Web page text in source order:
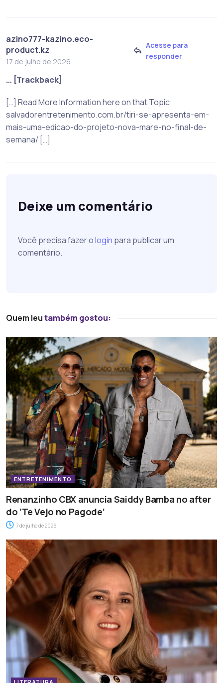
azino777-kazino.eco-
product.kz
17 de julho de 2026
Acesse para
responder
… [Trackback]
[…] Read More Information here on that Topic:
salvadorentretenimento.com.br/tiri-se-apresenta-em-
mais-uma-edicao-do-projeto-nova-mare-no-final-de-
semana/ […]
Deixe um comentário
Você precisa fazer ologin para publicar um
comentário.
Quem leutambém gostou:
ENTRETENIMENTO
Renanzinho CBX anuncia Saiddy Bamba no after
do ‘Te Vejo no Pagode’
7 de julho de 2026